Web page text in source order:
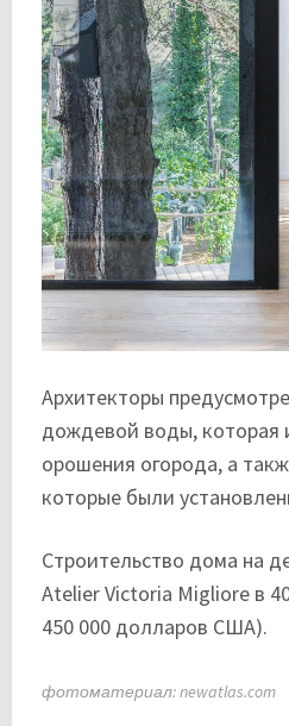
Архитекторы
дождевой воды, которая
орошения огорода, а
которые были
Строительство дома на
Atelier Victoria Migliore в
450 000 долларов США).
фотоматериал: newatlas.com